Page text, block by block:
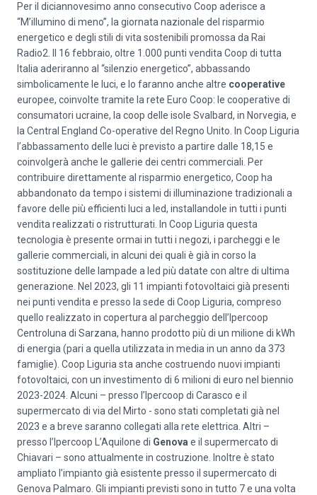
Per il diciannovesimo anno consecutivo Coop aderisce a
“M’illumino di meno”, la giornata nazionale del risparmio
energetico e degli stili di vita sostenibili promossa da Rai
Radio2. Il 16 febbraio, oltre 1.000 punti vendita Coop di tutta
Italia aderiranno al “silenzio energetico”, abbassando
simbolicamente le luci, e lo faranno anche altre cooperative
europee, coinvolte tramite la rete Euro Coop: le cooperative di
consumatori ucraine, la coop delle isole Svalbard, in Norvegia, e
la Central England Co-operative del Regno Unito. In Coop Liguria
l’abbassamento delle luci è previsto a partire dalle 18,15 e
coinvolgerà anche le gallerie dei centri commerciali. Per
contribuire direttamente al risparmio energetico, Coop ha
abbandonato da tempo i sistemi di illuminazione tradizionali a
favore delle più efficienti luci a led, installandole in tutti i punti
vendita realizzati o ristrutturati. In Coop Liguria questa
tecnologia è presente ormai in tutti i negozi, i parcheggi e le
gallerie commerciali, in alcuni dei quali è già in corso la
sostituzione delle lampade a led più datate con altre di ultima
generazione. Nel 2023, gli 11 impianti fotovoltaici già presenti
nei punti vendita e presso la sede di Coop Liguria, compreso
quello realizzato in copertura al parcheggio dell’Ipercoop
Centroluna di Sarzana, hanno prodotto più di un milione di kWh
di energia (pari a quella utilizzata in media in un anno da 373
famiglie). Coop Liguria sta anche costruendo nuovi impianti
fotovoltaici, con un investimento di 6 milioni di euro nel biennio
2023-2024. Alcuni – presso l’Ipercoop di Carasco e il
supermercato di via del Mirto - sono stati completati già nel
2023 e a breve saranno collegati alla rete elettrica. Altri –
presso l’Ipercoop L’Aquilone di Genova e il supermercato di
Chiavari – sono attualmente in costruzione. Inoltre è stato
ampliato l’impianto già esistente presso il supermercato di
Genova Palmaro. Gli impianti previsti sono in tutto 7 e una volta